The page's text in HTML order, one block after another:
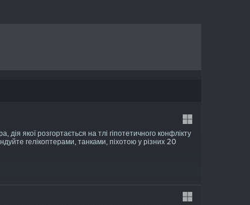
якої розгортається на тлі гіпотетичного конфлікту
гелікоптерами, танками, піхотою у різних 20